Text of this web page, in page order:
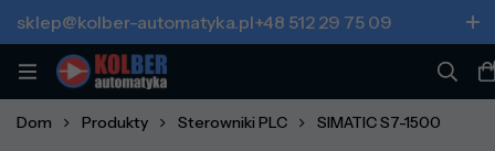
sklep@kolber-automatyka.pl+48 512 29 75 09
Dom Produkty Sterowniki PLC
SIMATIC S7-1500